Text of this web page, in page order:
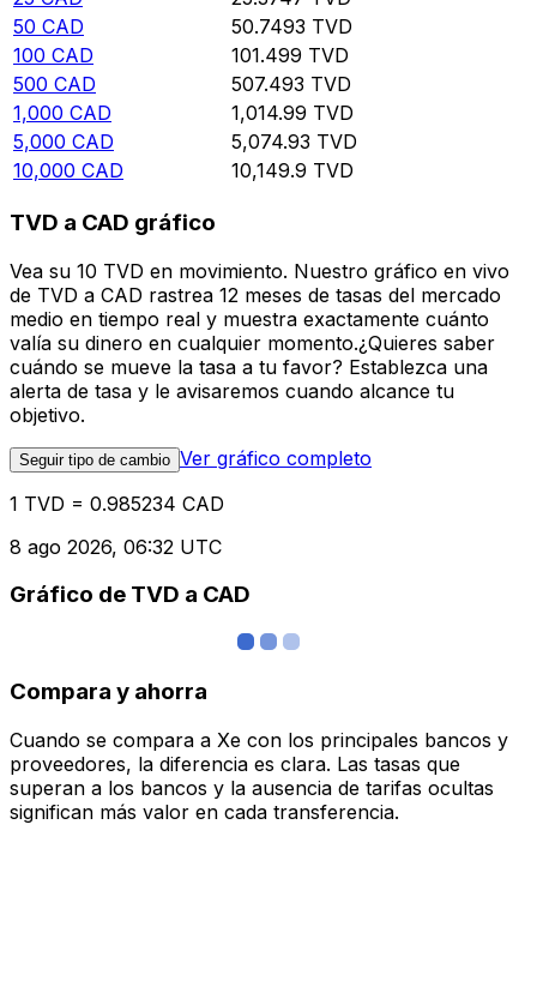
50 CAD 50.7493 TVD
100 CAD 101.499 TVD
500 CAD 507.493 TVD
1,000 CAD 1,014.99 TVD
5,000 CAD 5,074.93 TVD
10,000 CAD 10,149.9 TVD
TVD a CAD gráfico
Vea su 10 TVD en movimiento. Nuestro gráfico en vivo
de TVD a CAD rastrea 12 meses de tasas del mercado
medio en tiempo real y muestra exactamente cuánto
valía su dinero en cualquier momento.¿Quieres saber
cuándo se mueve la tasa a tu favor? Establezca una
alerta de tasa y le avisaremos cuando alcance tu
objetivo.
Seguir tipo de cambio Ver gráfico completo
1 TVD = 0.985234 CAD
8 ago 2026, 06:32 UTC
Gráfico de TVD a CAD
Compara y ahorra
Cuando se compara a Xe con los principales bancos y
proveedores, la diferencia es clara. Las tasas que
superan a los bancos y la ausencia de tarifas ocultas
significan más valor en cada transferencia.